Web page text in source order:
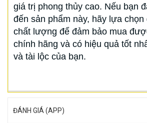
giá trị phong thủy cao. Nếu bạn
đến sản phẩm này, hãy lựa
chất lượng để đảm bảo mua
chính hãng và có hiệu quả tốt
và tài lộc của bạn.
ĐÁNH GIÁ (APP)